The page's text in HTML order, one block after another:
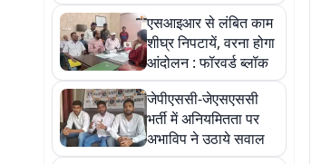
एसआइआर से लंबित काम
शीघ्र निपटायें, वरना होगा
आंदोलन : फॉरवर्ड ब्लॉक
जेपीएससी-जेएसएससी
भर्ती में अनियमितता पर
अभाविप ने उठाये सवाल